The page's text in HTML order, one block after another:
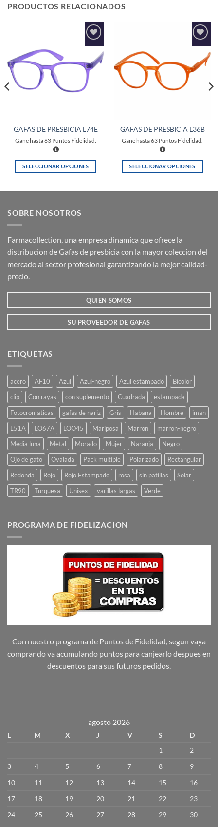
PRODUCTOS RELACIONADOS
Añadir
lista de
deseos
GAFAS DE PRESBICIA L74E
Gane hasta63 Puntos Fidelidad.
SELECCIONAR OPCIONES
variantes.
opciones
se
elegir
de
producto
Añadir
lista de
deseos
GAFAS DE PRESBICIA L36B
Gane hasta63 Puntos Fidelidad.
SELECCIONAR OPCIONES
opciones
elegir
de
SOBRE NOSOTROS
Farmacollection, una empresa dinamica que ofrece la
distribucion de Gafas de presbicia con la mayor coleccion del
mercado al sector profesional garantizando la mejor calidad-
precio.
QUIEN SOMOS
SU PROVEEDOR DE GAFAS
ETIQUETAS
acero AF10 Azul Azul-negro Azul estampado
Bicolor
clip
Con rayas con suplemento Cuadrada
estampada
Fotocromaticas
gafas de nariz Gris Habana Hombre
iman
L51A
LO67A LOO45 Mariposa Marron
marron-negro
Media luna
Metal Morado Mujer Naranja
Negro
Ojo de gato
Ovalada Pack multiple Polarizado
Rectangular
Redonda
Rojo Rojo Estampado rosa sin patillas
Solar
TR90
Turquesa Unisex varillas largas Verde
PROGRAMA DE FIDELIZACION
Con nuestro programa de Puntos de Fidelidad, segun vaya
comprando va acumulando puntos para canjearlo despues en
descuentos para sus futuros pedidos.
agosto 2026
L M X J V S
D
1
2
3
4 5 6 7 8
9
10
11 12 13 14 15
16
17
18 19 20 21 22
23
24
25 26 27 28 29
30